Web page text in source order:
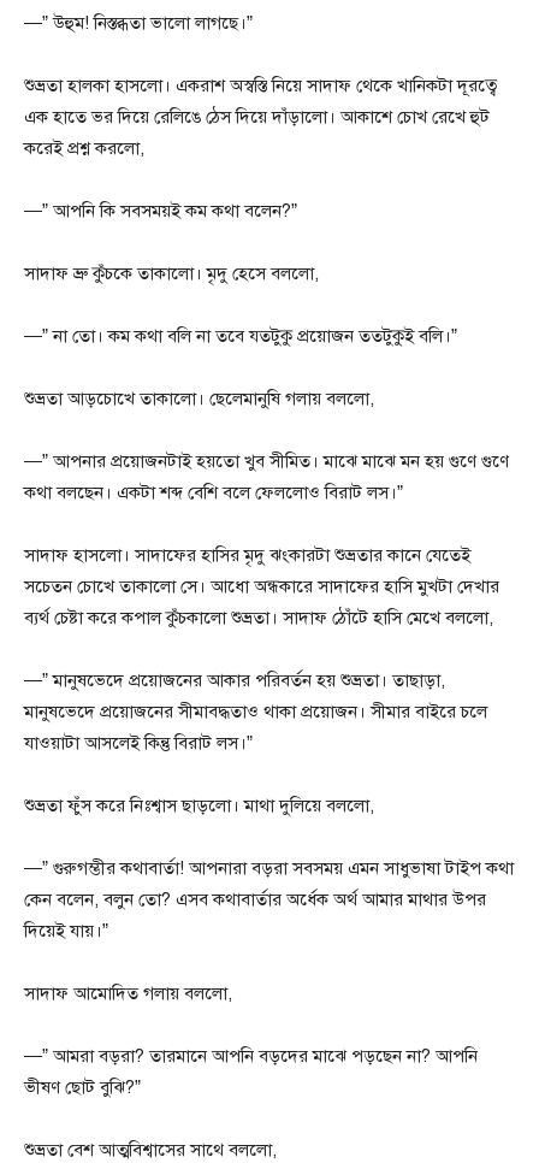
—” উহুম! নিস্তব্ধতা ভালো লাগছে।”
শুভ্রতা হালকা হাসলো। একরাশ অস্বস্তি নিয়ে সাদাফ থেকে খানিকটা দূরত্বে
এক হাতে ভর দিয়ে রেলিঙে ঠেস দিয়ে দাঁড়ালো। আকাশে চোখ রেখে হুট
করেই প্রশ্ন করলো,
—” আপনি কি সবসময়ই কম কথা বলেন?”
সাদাফ ভ্রু কুঁচকে তাকালো। মৃদু হেসে বললো,
—” না তো। কম কথা বলি না তবে যতটুকু প্রয়োজন ততটুকুই বলি।”
শুভ্রতা আড়চোখে তাকালো। ছেলেমানুষি গলায় বললো,
—” আপনার প্রয়োজনটাই হয়তো খুব সীমিত। মাঝে মাঝে মন হয় গুণে গুণে
কথা বলছেন। একটা শব্দ বেশি বলে ফেললোও বিরাট লস।”
সাদাফ হাসলো। সাদাফের হাসির মৃদু ঝংকারটা শুভ্রতার কানে যেতেই
সচেতন চোখে তাকালো সে। আধো অন্ধকারে সাদাফের হাসি মুখটা দেখার
ব্যর্থ চেষ্টা করে কপাল কুঁচকালো শুভ্রতা। সাদাফ ঠোঁটে হাসি মেখে বললো,
—” মানুষভেদে প্রয়োজনের আকার পরিবর্তন হয় শুভ্রতা। তাছাড়া,
মানুষভেদে প্রয়োজনের সীমাবদ্ধতাও থাকা প্রয়োজন। সীমার বাইরে চলে
যাওয়াটা আসলেই কিন্তু বিরাট লস।”
শুভ্রতা ফুঁস করে নিঃশ্বাস ছাড়লো। মাথা দুলিয়ে বললো,
—” গুরুগম্ভীর কথাবার্তা! আপনারা বড়রা সবসময় এমন সাধুভাষা টাইপ কথা
কেন বলেন, বলুন তো? এসব কথাবার্তার অর্ধেক অর্থ আমার মাথার উপর
দিয়েই যায়।”
সাদাফ আমোদিত গলায় বললো,
—” আমরা বড়রা? তারমানে আপনি বড়দের মাঝে পড়ছেন না? আপনি
ভীষণ ছোট বুঝি?”
শুভ্রতা বেশ আত্মবিশ্বাসের সাথে বললো,